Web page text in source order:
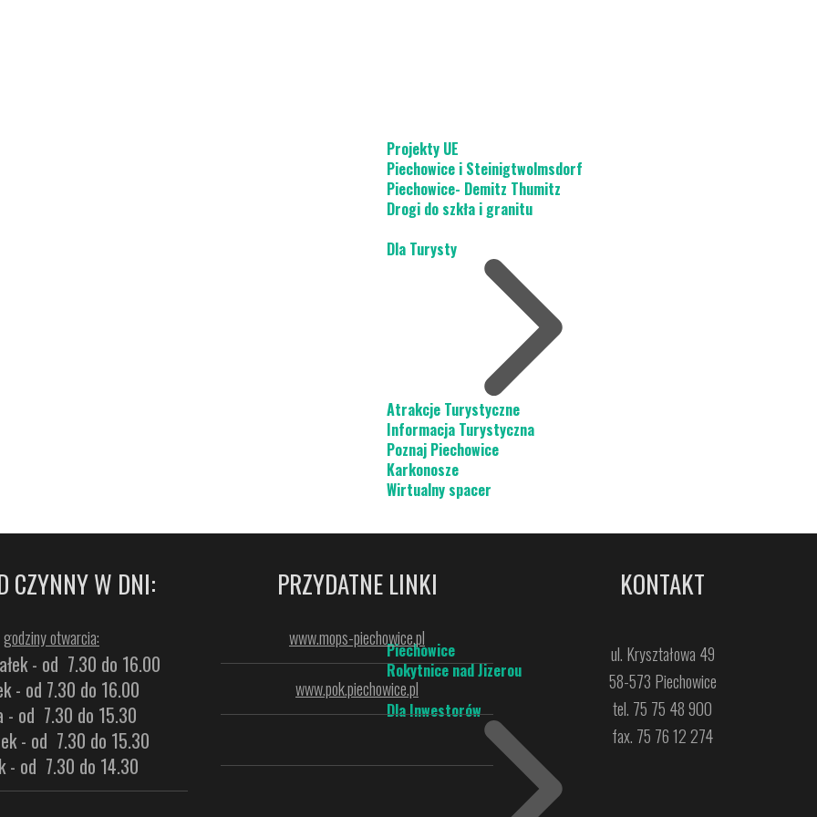
Projekty UE
Piechowice i Steinigtwolmsdorf
Piechowice- Demitz Thumitz
Drogi do szkła i granitu
Dla Turysty
Atrakcje Turystyczne
Informacja Turystyczna
Poznaj Piechowice
Karkonosze
Wirtualny spacer
Piechowice
Rokytnice nad Jizerou
Dla Inwestorów
CZYNNY W DNI:
godziny otwarcia:
- od 7.30 do 16.00
- od 7.30 do 16.00
- od 7.30 do 15.30
- od 7.30 do 15.30
- od 7.30 do 14.30
PRZYDATNE LINKI
www.mops-piechowice.pl
www.pok.piechowice.pl
KONTAKT
ul. Kryształowa 49
58-573 Piechowice
tel. 75 75 48 900
fax. 75 76 12 274